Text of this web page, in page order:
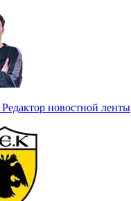
Редактор новостной ленты